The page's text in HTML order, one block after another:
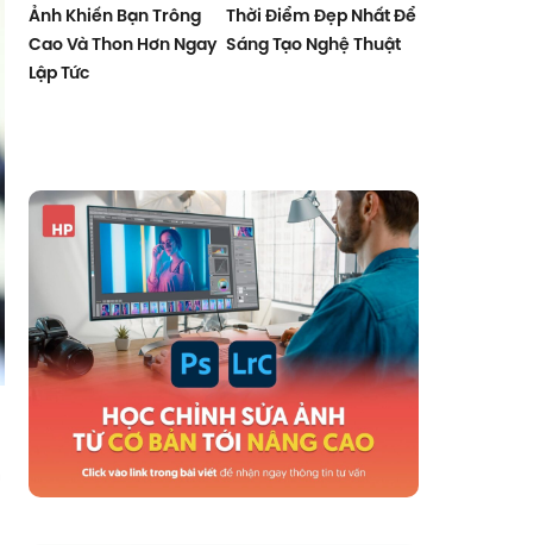
Ảnh Khiến Bạn Trông
Cao Và Thon Hơn Ngay
Lập Tức
Thời Điểm Đẹp Nhất Để
Sáng Tạo Nghệ Thuật